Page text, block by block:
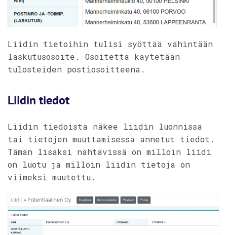
Liidin tietoihin tulisi syöttää vähintään
laskutusosoite. Osoitetta käytetään
tulosteiden postiosoitteena.
Liidin tiedot
Liidin tiedoista näkee liidin luonnissa
tai tietojen muuttamisessa annetut tiedot.
Tämän lisäksi nähtävissä on milloin liidi
on luotu ja milloin liidin tietoja on
viimeksi muutettu.